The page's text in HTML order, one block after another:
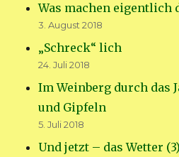
Was machen eigentlich
3. August 2018
„Schreck“ lich
24. Juli 2018
Im Weinberg durch das
und Gipfeln
5. Juli 2018
Und jetzt – das Wetter